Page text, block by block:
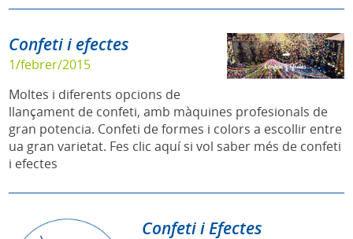
Confeti i efectes
1/febrer/2015
Moltes i diferents opcions de
llançament de confeti, amb màquines profesionals de
gran potencia. Confeti de formes i colors a escollir entre
ua gran varietat. Fes clic aquí si vol saber més de confeti
i efectes
Confeti i Efectes